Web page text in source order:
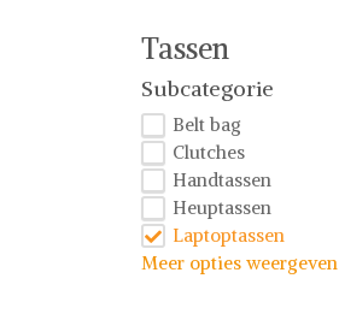
Tassen
Subcategorie
Belt bag
Clutches
Handtassen
Heuptassen
Laptoptassen
Meer opties weergeven